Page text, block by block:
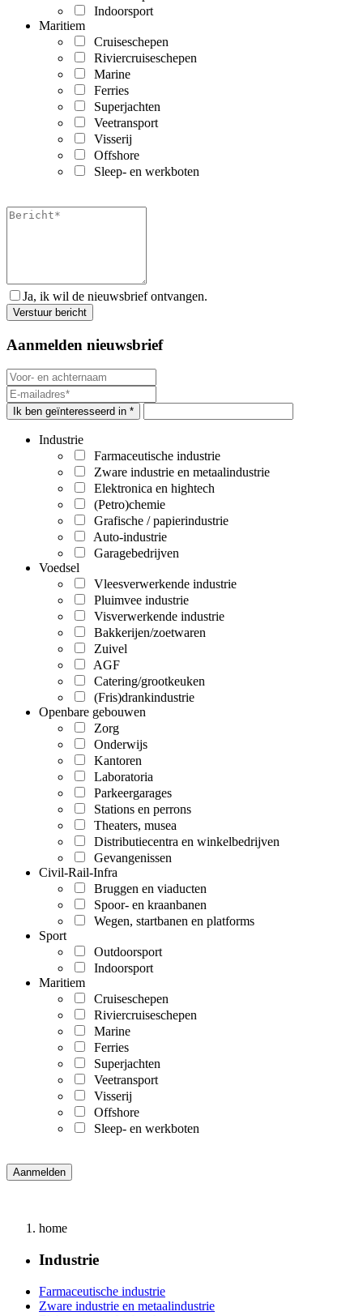
Indoorsport
Maritiem
Cruiseschepen
Riviercruiseschepen
Marine
Ferries
Superjachten
Veetransport
Visserij
Offshore
Sleep- en werkboten
Ja, ik wil de nieuwsbrief ontvangen.
Aanmelden nieuwsbrief
Ik ben geïnteresseerd in *
Industrie
Farmaceutische industrie
Zware industrie en metaalindustrie
Elektronica en hightech
(Petro)chemie
Grafische / papierindustrie
Auto-industrie
Garagebedrijven
Voedsel
Vleesverwerkende industrie
Pluimvee industrie
Visverwerkende industrie
Bakkerijen/zoetwaren
Zuivel
AGF
Catering/grootkeuken
(Fris)drankindustrie
Openbare gebouwen
Zorg
Onderwijs
Kantoren
Laboratoria
Parkeergarages
Stations en perrons
Theaters, musea
Distributiecentra en winkelbedrijven
Gevangenissen
Civil-Rail-Infra
Bruggen en viaducten
Spoor- en kraanbanen
Wegen, startbanen en platforms
Sport
Outdoorsport
Indoorsport
Maritiem
Cruiseschepen
Riviercruiseschepen
Marine
Ferries
Superjachten
Veetransport
Visserij
Offshore
Sleep- en werkboten
home
Industrie
Farmaceutische industrie
Zware industrie en metaalindustrie